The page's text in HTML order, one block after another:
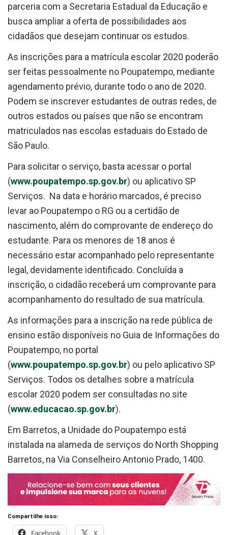
parceria com a Secretaria Estadual da Educação e
busca ampliar a oferta de possibilidades aos
cidadãos que desejam continuar os estudos.
As inscrições para a matrícula escolar 2020 poderão
ser feitas pessoalmente no Poupatempo, mediante
agendamento prévio, durante todo o ano de 2020.
Podem se inscrever estudantes de outras redes, de
outros estados ou países que não se encontram
matriculados nas escolas estaduais do Estado de
São Paulo.
Para solicitar o serviço, basta acessar o portal
(www.poupatempo.sp.gov.br) ou aplicativo SP
Serviços. Na data e horário marcados, é preciso
levar ao Poupatempo o RG ou a certidão de
nascimento, além do comprovante de endereço do
estudante. Para os menores de 18 anos é
necessário estar acompanhado pelo representante
legal, devidamente identificado. Concluída a
inscrição, o cidadão receberá um comprovante para
acompanhamento do resultado de sua matrícula.
As informações para a inscrição na rede pública de
ensino estão disponíveis no Guia de Informações do
Poupatempo, no portal
(www.poupatempo.sp.gov.br) ou pelo aplicativo SP
Serviços. Todos os detalhes sobre a matrícula
escolar 2020 podem ser consultadas no site
(www.educacao.sp.gov.br).
Em Barretos, a Unidade do Poupatempo está
instalada na alameda de serviços do North Shopping
Barretos, na Via Conselheiro Antonio Prado, 1400.
Compartilhe isso:
Facebook X